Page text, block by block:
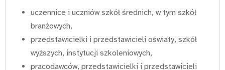
uczennice i uczniów szkół średnich, w tym szkół
branżowych,
przedstawicielki i przedstawicieli oświaty, szkół
wyższych, instytucji szkoleniowych,
pracodawców, przedstawicielki i przedstawicieli